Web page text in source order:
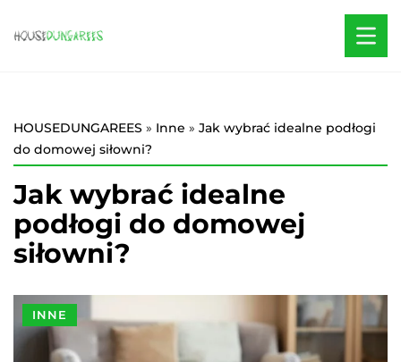
HOUSEDUNGAREES » Inne » Jak wybrać idealne podłogi
do domowej siłowni?
Jak wybrać idealne
podłogi do domowej
siłowni?
INNE